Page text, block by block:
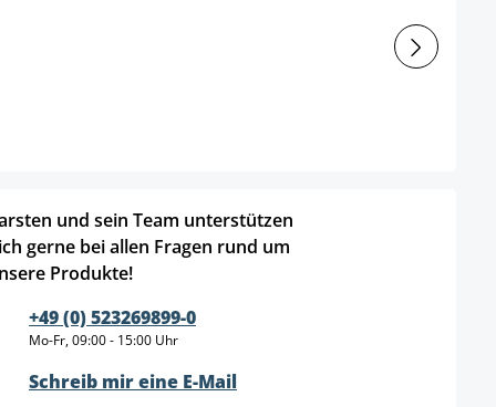
und sein Team unterstützen
gerne bei allen Fragen rund um
Produkte!
+49 (0) 523269899-0
Mo-Fr, 09:00 - 15:00 Uhr
Schreib mir eine E-Mail